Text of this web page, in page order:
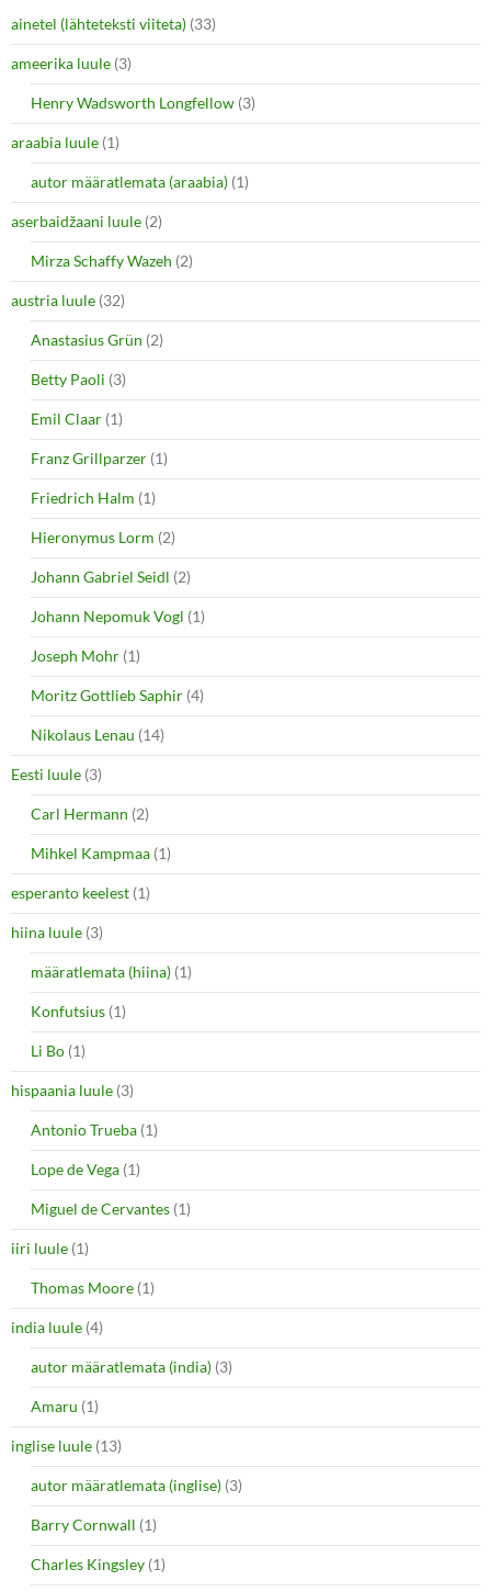
ainetel (lähteteksti viiteta) (33)
ameerika luule (3)
Henry Wadsworth Longfellow (3)
araabia luule (1)
autor määratlemata (araabia) (1)
aserbaidžaani luule (2)
Mirza Schaffy Wazeh (2)
austria luule (32)
Anastasius Grün (2)
Betty Paoli (3)
Emil Claar (1)
Franz Grillparzer (1)
Friedrich Halm (1)
Hieronymus Lorm (2)
Johann Gabriel Seidl (2)
Johann Nepomuk Vogl (1)
Joseph Mohr (1)
Moritz Gottlieb Saphir (4)
Nikolaus Lenau (14)
Eesti luule (3)
Carl Hermann (2)
Mihkel Kampmaa (1)
esperanto keelest (1)
hiina luule (3)
määratlemata (hiina) (1)
Konfutsius (1)
Li Bo (1)
hispaania luule (3)
Antonio Trueba (1)
Lope de Vega (1)
Miguel de Cervantes (1)
iiri luule (1)
Thomas Moore (1)
india luule (4)
autor määratlemata (india) (3)
Amaru (1)
inglise luule (13)
autor määratlemata (inglise) (3)
Barry Cornwall (1)
Charles Kingsley (1)